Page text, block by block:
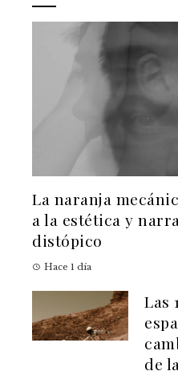
La naranja
a la estética y
distópico
Hace 1 día
Las
de